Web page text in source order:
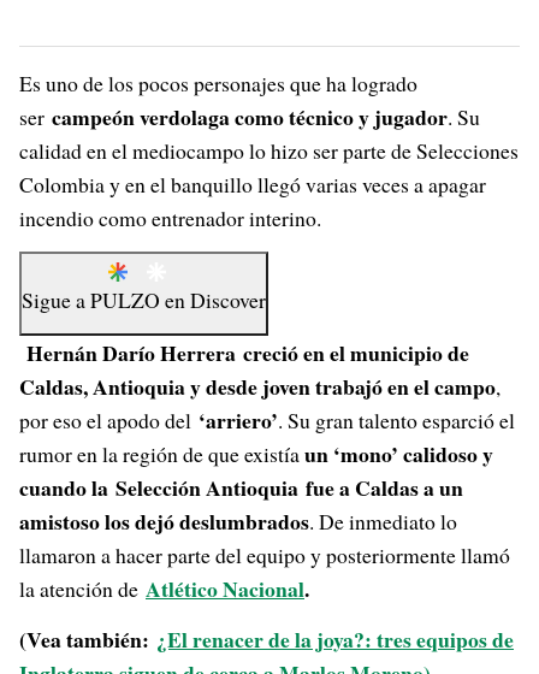
Es uno de los pocos personajes que ha logrado
ser campeón verdolaga como técnico y jugador. Su
calidad en el mediocampo lo hizo ser parte de Selecciones
Colombia y en el banquillo llegó varias veces a apagar
incendio como entrenador interino.
Sigue aPULZO enDiscover
Hernán Darío Herrera creció en el municipio de
Caldas, Antioquia y desde joven trabajó en el campo,
por eso el apodo del ‘arriero’. Su gran talento esparció el
rumor en la región de que existíaun ‘mono’ calidoso y
cuando la Selección Antioquia fue a Caldas a un
amistoso los dejó deslumbrados. De inmediato lo
llamaron a hacer parte del equipo y posteriormente llamó
la atención de Atlético Nacional.
(Vea también: ¿El renacer de la joya?: tres equipos de